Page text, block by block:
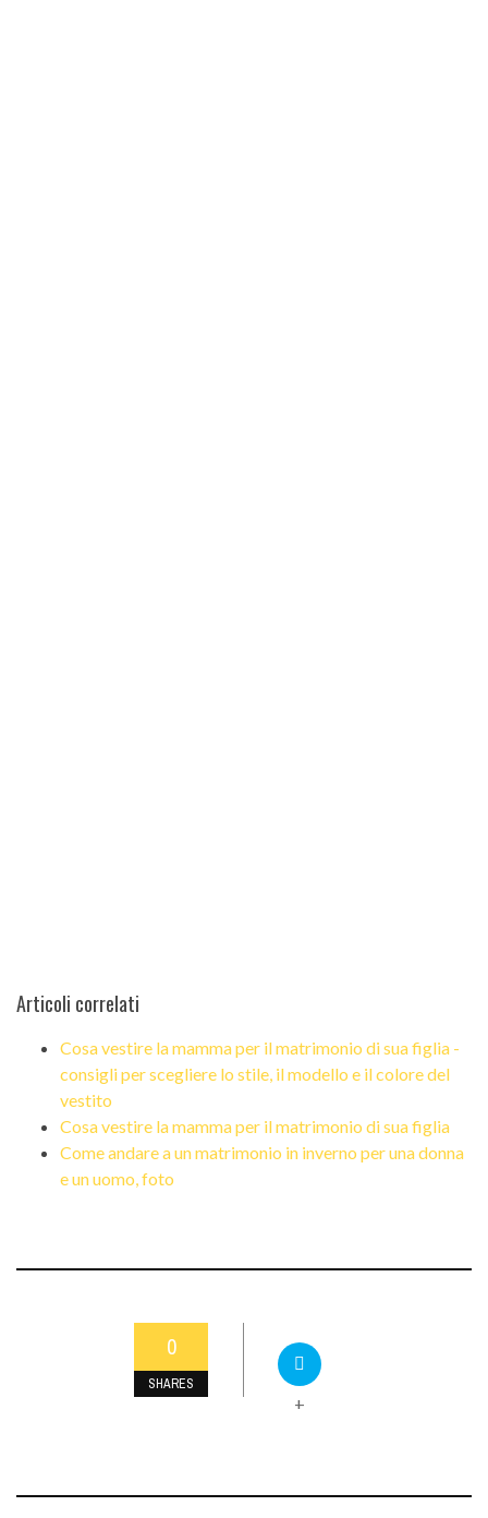
Articoli correlati
Cosa vestire la mamma per il matrimonio di sua figlia -
consigli per scegliere lo stile, il modello e il colore del
vestito
Cosa vestire la mamma per il matrimonio di sua figlia
Come andare a un matrimonio in inverno per una donna
e un uomo, foto
0
SHARES
+